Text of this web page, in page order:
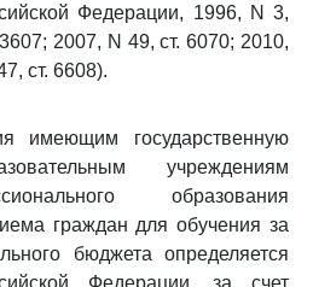
Федерации, 1996, N 3,
2007, N 49, ст. 6070; 2010,
ст. 6608).
имеющим государственную
учреждениям
образования
граждан для обучения за
бюджета определяется
Федерации, за счет